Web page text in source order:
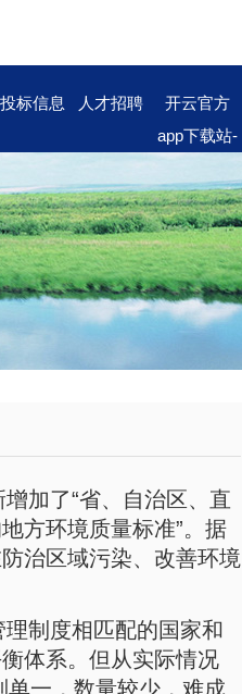
标信息 人才招聘
开云官方
app下载站-
国）
加了“省、自治区、直
方环境质量标准”。据
治区域污染、改善环境
制度相匹配的国家和
体系。但从实际情况
一，数量较少，难成